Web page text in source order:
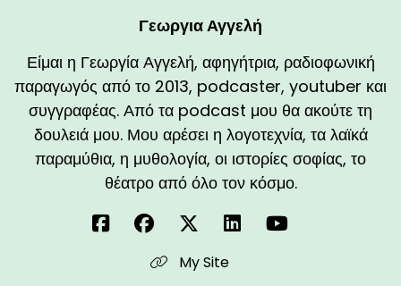
Γεωργια Αγγελή
Είμαι η Γεωργία Αγγελή, αφηγήτρια, ραδιοφωνική
παραγωγός από το 2013, podcaster, youtuber και
συγγραφέας. Από τα podcast μου θα ακούτε τη
δουλειά μου. Μου αρέσει η λογοτεχνία, τα λαϊκά
παραμύθια, η μυθολογία, οι ιστορίες σοφίας, το
θέατρο από όλο τον κόσμο.
My Site